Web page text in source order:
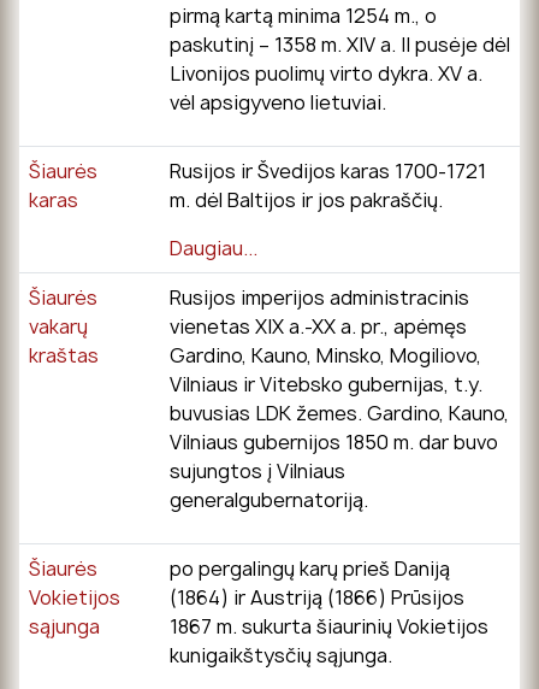
pirmą kartą minima 1254 m., o
paskutinį – 1358 m. XIV a. II pusėje dėl
Livonijos puolimų virto dykra. XV a.
vėl apsigyveno lietuviai.
Šiaurės
karas
Rusijos ir Švedijos karas 1700-1721
m. dėl Baltijos ir jos pakraščių.
Daugiau...
Šiaurės
vakarų
kraštas
Rusijos imperijos administracinis
vienetas XIX a.-XX a. pr., apėmęs
Gardino, Kauno, Minsko, Mogiliovo,
Vilniaus ir Vitebsko gubernijas, t.y.
buvusias LDK žemes. Gardino, Kauno,
Vilniaus gubernijos 1850 m. dar buvo
sujungtos į Vilniaus
generalgubernatoriją.
Šiaurės
Vokietijos
sąjunga
po pergalingų karų prieš Daniją
(1864) ir Austriją (1866) Prūsijos
1867 m. sukurta šiaurinių Vokietijos
kunigaikštysčių sąjunga.